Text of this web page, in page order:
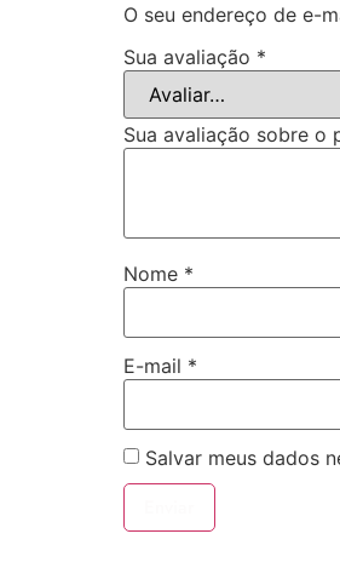
O seu endereço de e-
Sua avaliação *
Sua avaliação sobre o
Nome *
E-mail *
Salvar meus dados